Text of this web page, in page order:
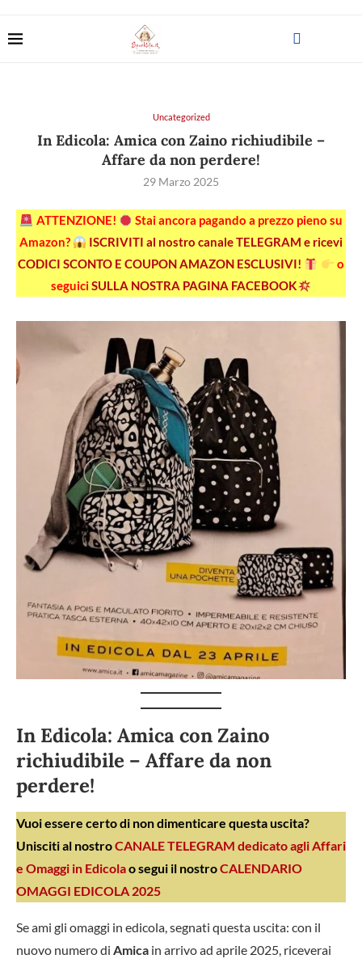
Uncategorized
In Edicola: Amica con Zaino richiudibile –
Affare da non perdere!
29 Marzo 2025
ATTENZIONE!
Stai ancora pagando a prezzo pieno su
Amazon?
ISCRIVITI al nostro canale TELEGRAM e ricevi
CODICI SCONTO E COUPON AMAZON ESCLUSIVI!
o
seguiciSULLA NOSTRA PAGINA FACEBOOK
In Edicola: Amica con Zaino
richiudibile – Affare da non
perdere!
Vuoi essere certo di non dimenticare questa uscita?
Unisciti al nostroCANALE TELEGRAM dedicato agli Affari
e Omaggi in Edicolao segui il nostroCALENDARIO
OMAGGI EDICOLA 2025
Se ami gli omaggi in edicola, segnati questa uscita: con il
nuovo numero di Amica in arrivo ad aprile 2025, riceverai